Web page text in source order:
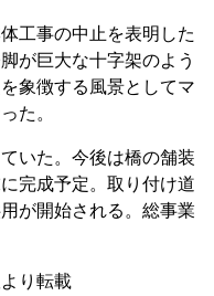
工事の中止を表明した
が巨大な十字架のよう
象徴する風景としてマ
た。
いた。今後は橋の舗装
完成予定。取り付け道
が開始される。総事業
り転載